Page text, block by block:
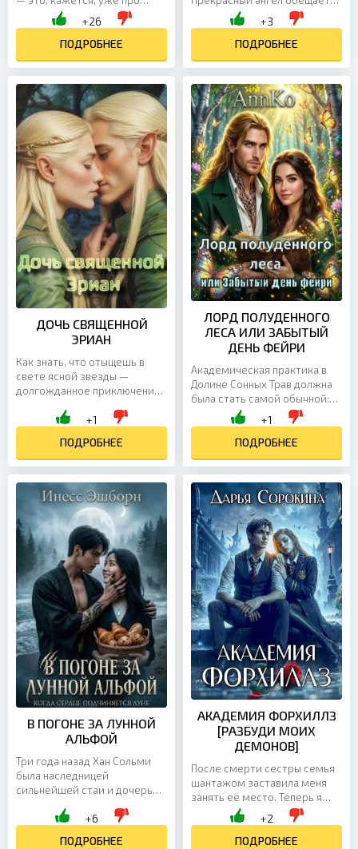
меня. Сначала изменил
парень, потом муж. Правда,
муж был не моим, а Элианы...
+26
ПОДРОБНЕЕ
спасти. А кто-то третий уже
вышел на охоту — и его цель
явно не оставить в...
+3
ПОДРОБНЕЕ
ДОЧЬ СВЯЩЕННОЙ
ЭРИАН
Как знать, что отыщешь в
свете ясной звезды —
долгожданное приключение
невозможно сбежать?
чертогах Лорда...
+1
ПОДРОБНЕЕ
ЛОРД ПОЛУДЕННОГО
ЛЕСА ИЛИ ЗАБЫТЫЙ
ДЕНЬ ФЕЙРИ
Академическая практика в
Долине Сонных Трав должна
была стать самой обычной:
зарисовки редких растений,
наблюдения за лесными
светлячками и скучные...
+1
ПОДРОБНЕЕ
В ПОГОНЕ ЗА ЛУННОЙ
АЛЬФОЙ
Три года назад Хан Сольми
была наследницей
сильнейшей стаи и дочерью
она лишилась семьи, дома и
+6
ПОДРОБНЕЕ
АКАДЕМИЯ ФОРХИЛЛЗ
[РАЗБУДИ МОИХ
ДЕМОНОВ]
После смерти сестры семья
шантажом заставила меня
занять её место. Теперь я
должна посещать занятия в
элитной закрытой школе,
присутствовать на всех...
+2
ПОДРОБНЕЕ